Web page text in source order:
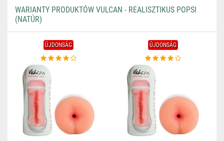
WARIANTY PRODUKTÓW VULCAN - REALISZTIKUS POPSI
(NATÚR)
ÚJDONSÁG ÚJDONSÁG